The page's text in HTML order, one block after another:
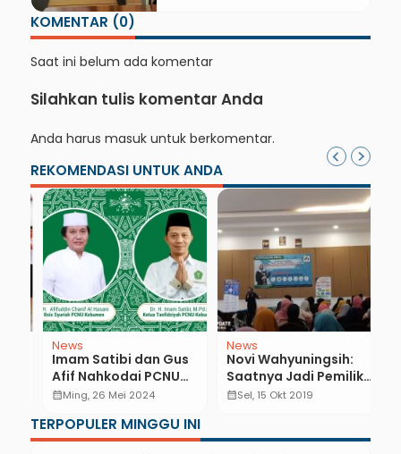
KOMENTAR (0)
Saat ini belum ada komentar
Silahkan tulis komentar Anda
Anda harus masuk untuk berkomentar.
REKOMENDASI UNTUK ANDA
News
Imam Satibi dan Gus
Afif Nahkodai PCNU
Kebumen Masa
Ming, 26 Mei 2024
News
Novi Wahyuningsih:
Saatnya Jadi Pemilik
Aplikasi
Sel, 15 Okt 2019
TERPOPULER MINGGU INI